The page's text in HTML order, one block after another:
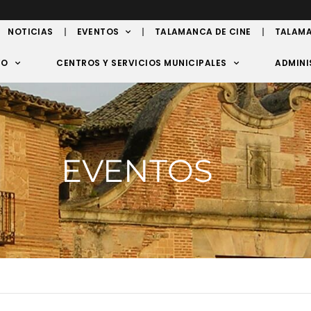
NOTICIAS
EVENTOS TALAMANCA DE CINE
CENTROS Y SERVICIOS MUNICIPALES
EVENTOS